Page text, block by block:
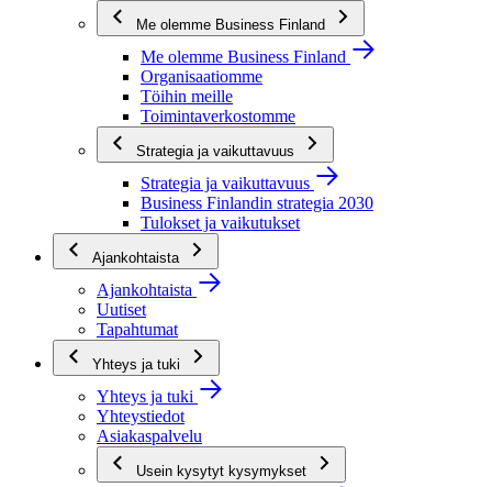
Me olemme Business Finland
Me olemme Business Finland
Organisaatiomme
Töihin meille
Toimintaverkostomme
Strategia ja vaikuttavuus
Strategia ja vaikuttavuus
Business Finlandin strategia 2030
Tulokset ja vaikutukset
Ajankohtaista
Ajankohtaista
Uutiset
Tapahtumat
Yhteys ja tuki
Yhteys ja tuki
Yhteystiedot
Asiakaspalvelu
Usein kysytyt kysymykset